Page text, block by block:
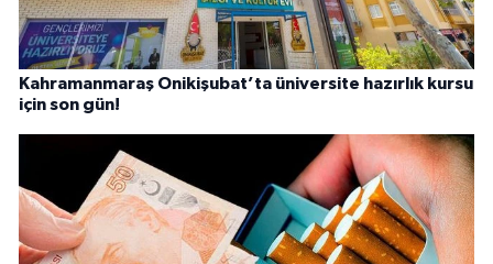
Kahramanmaraş Onikişubat’ta üniversite hazırlık kursu
için son gün!